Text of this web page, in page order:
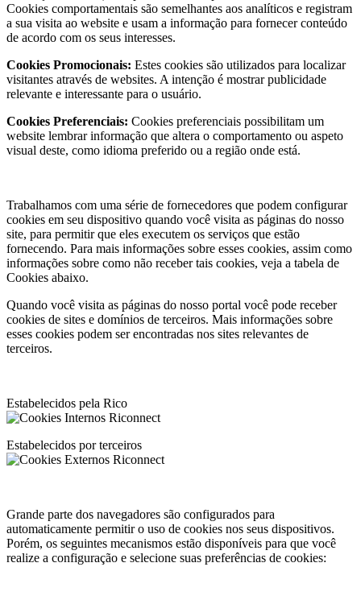
Cookies comportamentais são semelhantes aos analíticos e registram
a sua visita ao website e usam a informação para fornecer conteúdo
de acordo com os seus interesses.
Cookies Promocionais: Estes cookies são utilizados para localizar
visitantes através de websites. A intenção é mostrar publicidade
relevante e interessante para o usuário.
Cookies Preferenciais: Cookies preferenciais possibilitam um
website lembrar informação que altera o comportamento ou aspeto
visual deste, como idioma preferido ou a região onde está.
Trabalhamos com uma série de fornecedores que podem configurar
cookies em seu dispositivo quando você visita as páginas do nosso
site, para permitir que eles executem os serviços que estão
fornecendo. Para mais informações sobre esses cookies, assim como
informações sobre como não receber tais cookies, veja a tabela de
Cookies abaixo.
Quando você visita as páginas do nosso portal você pode receber
cookies de sites e domínios de terceiros. Mais informações sobre
esses cookies podem ser encontradas nos sites relevantes de
terceiros.
Estabelecidos pela Rico
Estabelecidos por terceiros
Grande parte dos navegadores são configurados para
automaticamente permitir o uso de cookies nos seus dispositivos.
Porém, os seguintes mecanismos estão disponíveis para que você
realize a configuração e selecione suas preferências de cookies: